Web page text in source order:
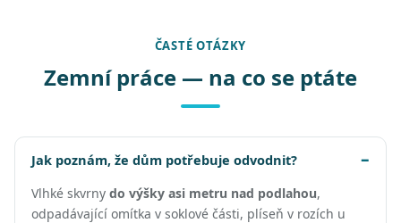
ČASTÉ OTÁZKY
Zemní práce — na co se ptáte
Jak poznám, že dům potřebuje odvodnit?
Vlhké skvrny do výšky asi metru nad podlahou,
odpadávající omítka v soklové části, plíseň v rozích u